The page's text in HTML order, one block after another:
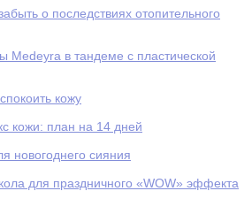
о последствиях отопительного
Medeyra в тандеме с пластической
кожу
кожи: план на 14 дней
новогоднего сияния
для праздничного «WOW» эффекта